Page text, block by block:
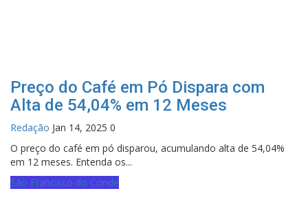
Preço do Café em Pó Dispara com
Alta de 54,04% em 12 Meses
Redação Jan 14, 2025 0
O preço do café em pó disparou, acumulando alta de 54,04%
em 12 meses. Entenda os...
São Francisco do Conde